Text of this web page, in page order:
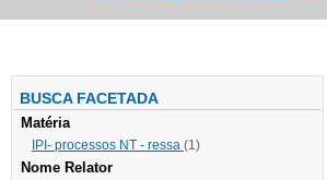
BUSCA FACETADA
Matéria
IPI- processos NT - ressa (1)
Nome Relator